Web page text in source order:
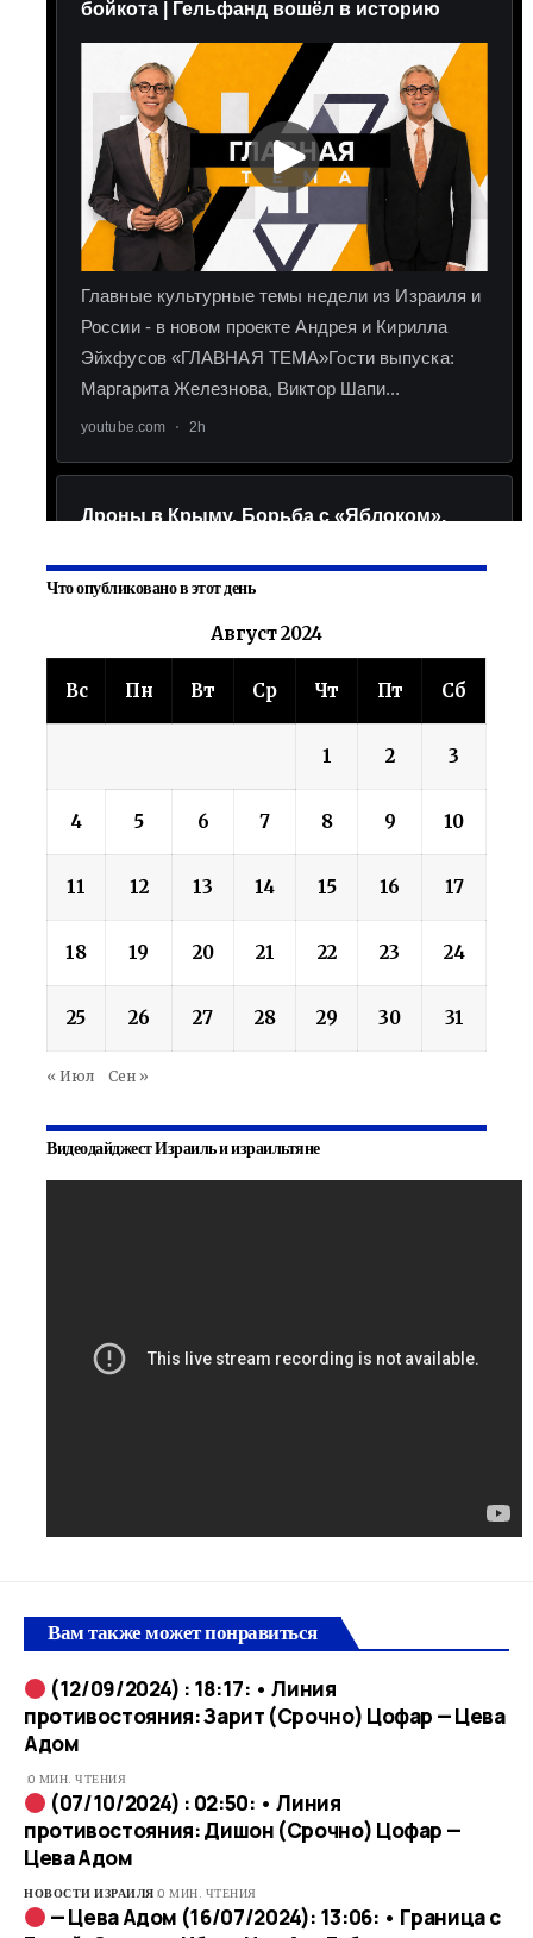
Что опубликовано в этот день
Август 2024
Вс Пн Вт Ср Чт Пт Сб
1 2 3
4 5 6 7 8 9 10
11 12 13 14 15 16 17
18 19 20 21 22 23 24
25 26 27 28 29 30 31
« Июл Сен »
Видеодайджест Израиль и израильтяне
Вам также может понравиться
(12/09/2024) : 18:17: • Линия
противостояния: Зарит (Срочно) Цофар — Цева
Адом
0 МИН. ЧТЕНИЯ
(07/10/2024) : 02:50: • Линия
противостояния: Дишон (Срочно) Цофар —
Цева Адом
НОВОСТИ ИЗРАИЛЯ 0 МИН. ЧТЕНИЯ
— Цева Адом (16/07/2024): 13:06: • Граница с